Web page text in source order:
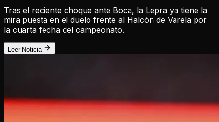
Tras el reciente choque ante Boca, la Lepra ya tiene la
mira puesta en el duelo frente al Halcón de Varela por
la cuarta fecha del campeonato.
Leer Noticia